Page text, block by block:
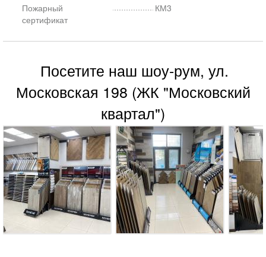
Пожарный
сертификат
КМ3
Посетите наш шоу-рум, ул.
Московская 198 (ЖК "Московский
квартал")